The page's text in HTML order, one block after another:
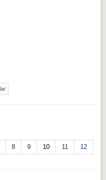
8 9 10 11
12